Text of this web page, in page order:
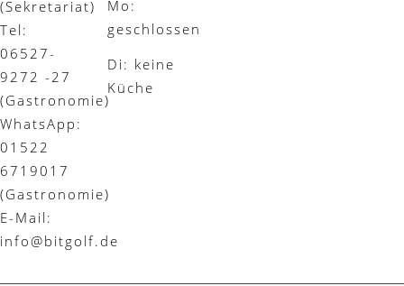
(Sekretariat)
Tel:
06527-
9272 -27
(Gastronomie)
WhatsApp:
01522
6719017
(Gastronomie)
E-Mail:
info@bitgolf.de
Mo:
geschlossen
Di: keine
Küche